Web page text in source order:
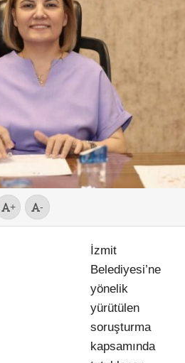
+ -
İzmit
Belediyesi’ne
yönelik
yürütülen
soruşturma
kapsamında